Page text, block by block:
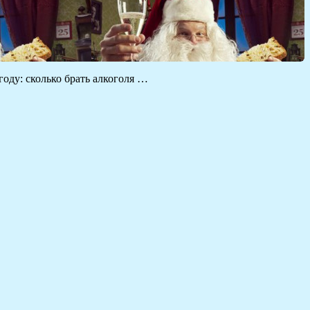
сколько брать алкоголя …